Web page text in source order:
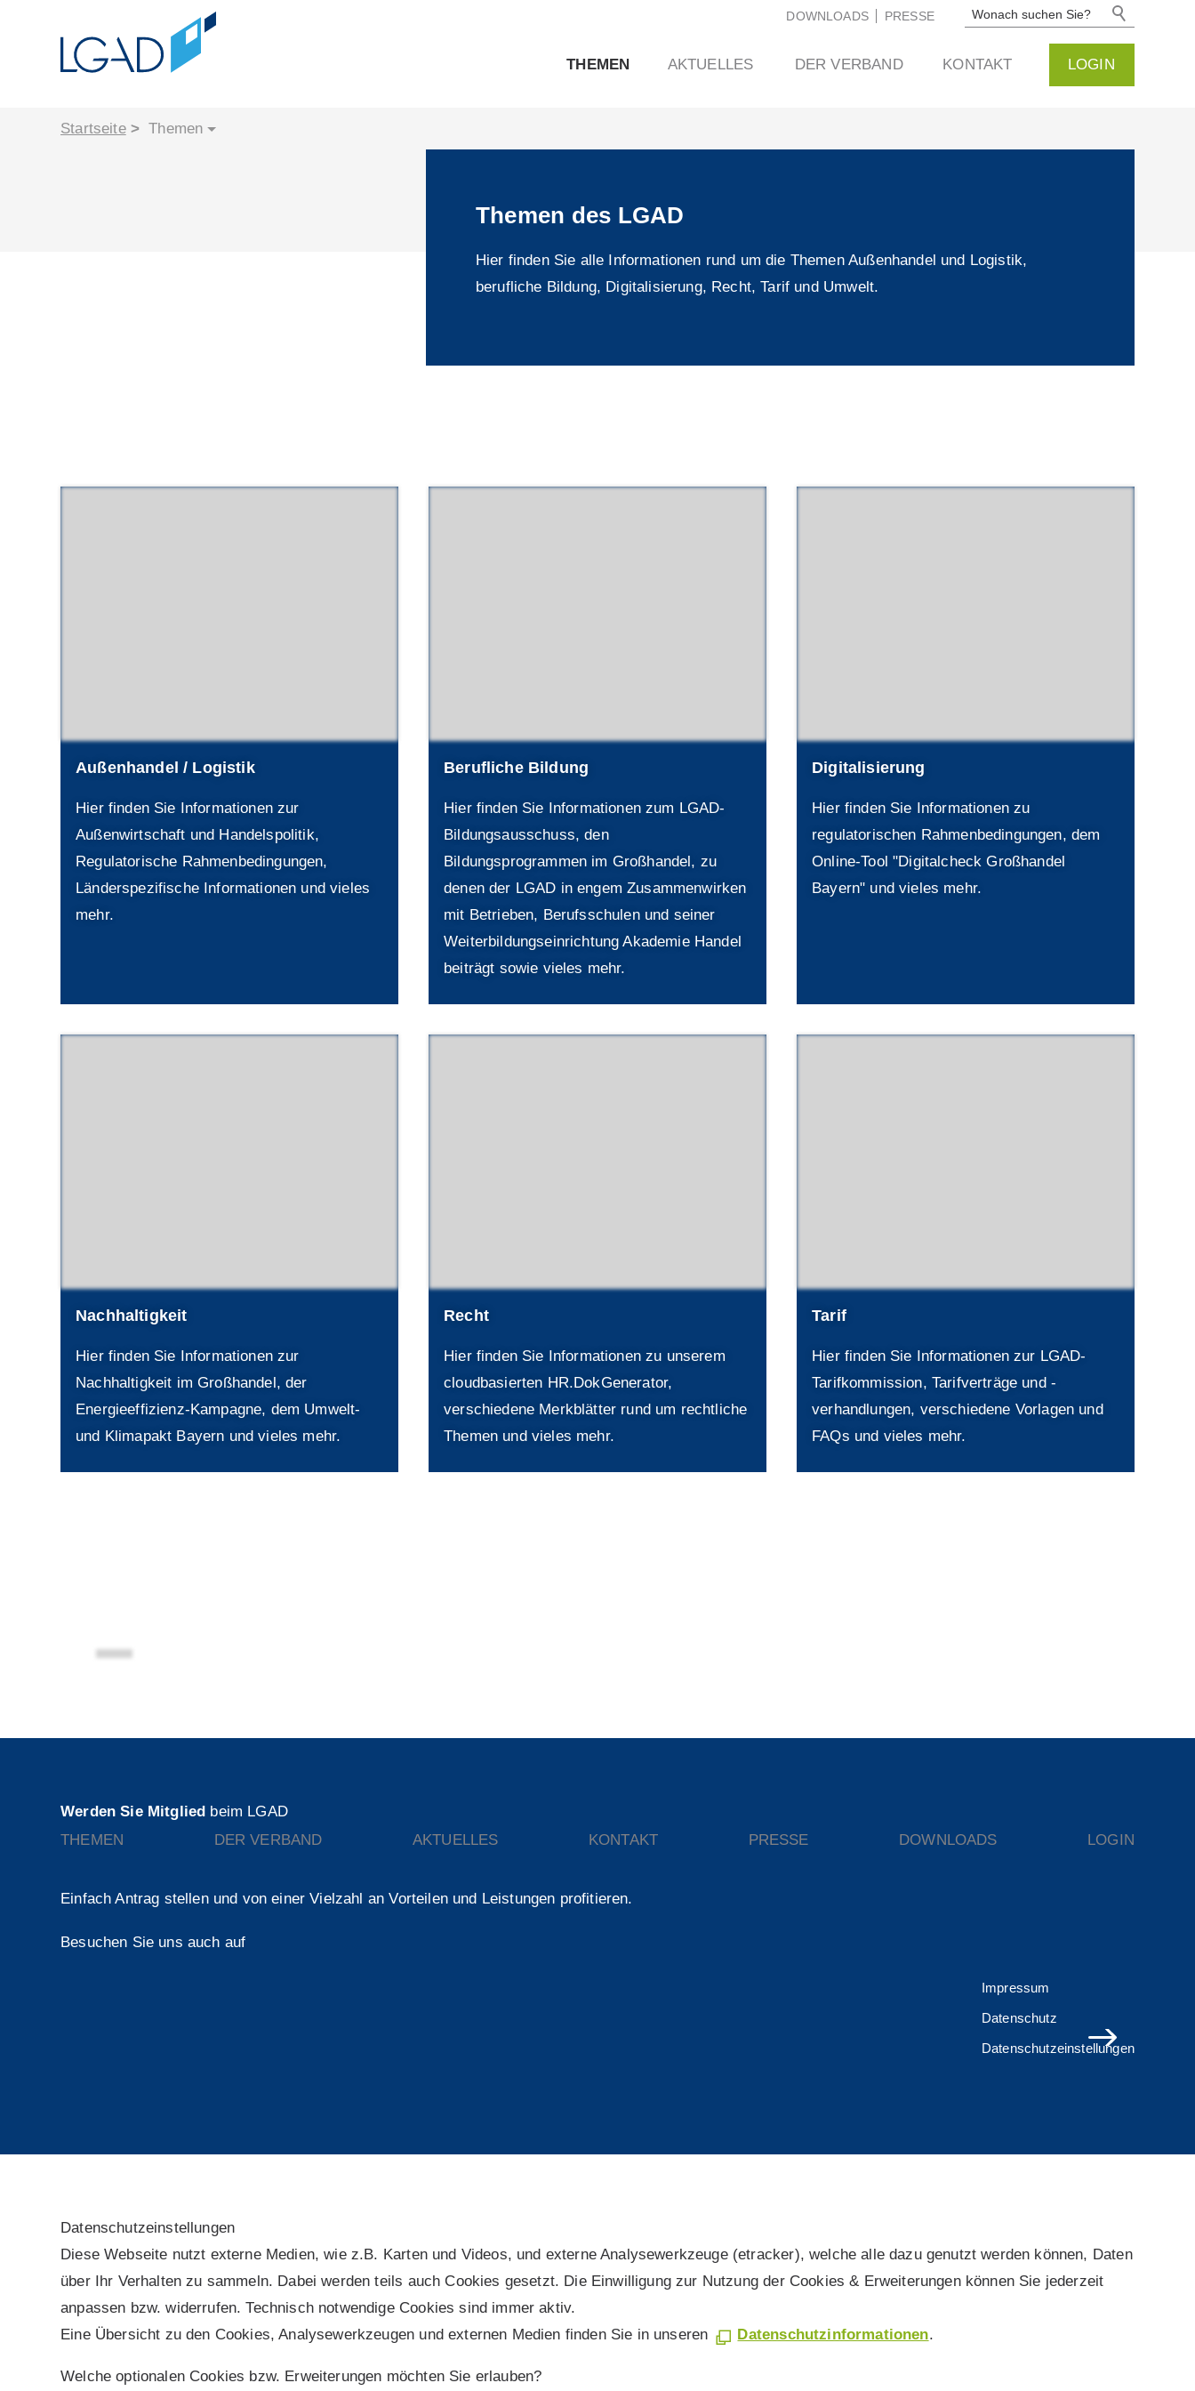
PRESSE
DOWNLOADS
THEMEN AKTUELLES DER VERBAND KONTAKT LOGIN
Startseite Themen
Themen des LGAD
Hier finden Sie alle Informationen rund um die Themen Außenhandel und Logistik,
berufliche Bildung, Digitalisierung, Recht, Tarif und Umwelt.
Außenhandel / Logistik
Hier finden Sie Informationen zur
Außenwirtschaft und Handelspolitik,
Regulatorische Rahmenbedingungen,
Länderspezifische Informationen und vieles
mehr.
Berufliche Bildung
Hier finden Sie Informationen zum LGAD-
Bildungsausschuss, den
Bildungsprogrammen im Großhandel, zu
denen der LGAD in engem Zusammenwirken
mit Betrieben, Berufsschulen und seiner
Weiterbildungseinrichtung Akademie Handel
beiträgt sowie vieles mehr.
Digitalisierung
Hier finden Sie Informationen zu
regulatorischen Rahmenbedingungen, dem
Online-Tool "Digitalcheck Großhandel
Bayern" und vieles mehr.
Nachhaltigkeit
Hier finden Sie Informationen zur
Nachhaltigkeit im Großhandel, der
Energieeffizienz-Kampagne, dem Umwelt-
und Klimapakt Bayern und vieles mehr.
Recht
Hier finden Sie Informationen zu unserem
cloudbasierten HR.DokGenerator,
verschiedene Merkblätter rund um rechtliche
Themen und vieles mehr.
Tarif
Hier finden Sie Informationen zur LGAD-
Tarifkommission, Tarifverträge und -
verhandlungen, verschiedene Vorlagen und
FAQs und vieles mehr.
Werden Sie Mitglied beim LGAD
THEMEN
DER VERBAND AKTUELLES KONTAKT PRESSE DOWNLOADS LOGIN
Einfach Antrag stellen und von einer Vielzahl an Vorteilen und Leistungen profitieren.
Besuchen Sie uns auch auf
Impressum
Datenschutz
Datenschutzeinstellungen
Daten­schutz­ein­stel­lun­gen
Diese Webseite nutzt externe Medien, wie z.B. Karten und Videos, und externe Analysewerkzeuge (etracker), welche alle dazu genutzt werden können, Daten
über Ihr Verhalten zu sammeln. Dabei werden teils auch Cookies gesetzt. Die Einwilligung zur Nutzung der Cookies & Erweiterungen können Sie jederzeit
anpassen bzw. widerrufen. Technisch notwendige Cookies sind immer aktiv.
Eine Übersicht zu den Cookies, Analysewerkzeugen und externen Medien finden Sie in unseren
Datenschutzinformationen.
Welche optionalen Cookies bzw. Erweiterungen möchten Sie erlauben?